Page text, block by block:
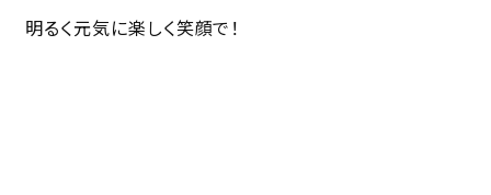
明るく元気に楽しく笑顔で！